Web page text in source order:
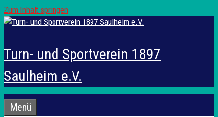
Zum Inhalt springen
Turn- und Sportverein 1897
Saulheim e.V.
Menü